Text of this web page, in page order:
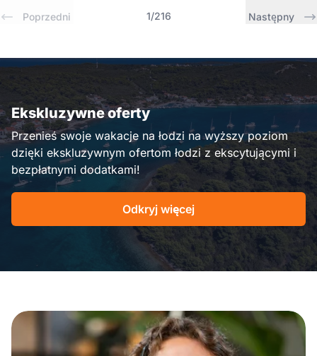
Poprzedni 1/216 Następny
Ekskluzywne oferty
Przenieś swoje wakacje na łodzi na wyższy poziom
dzięki ekskluzywnym ofertom łodzi z ekscytującymi i
bezpłatnymi dodatkami!
Odkryj więcej